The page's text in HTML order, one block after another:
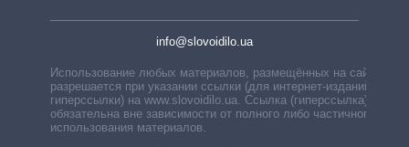
info@slovoidilo.ua
Использование любых материалов, размещённых на сайте,
разрешается при указании ссылки (для интернет-изданий —
гиперссылки) на www.slovoidilo.ua. Ссылка (гиперссылка)
обязательна вне зависимости от полного либо частичного
использования материалов.